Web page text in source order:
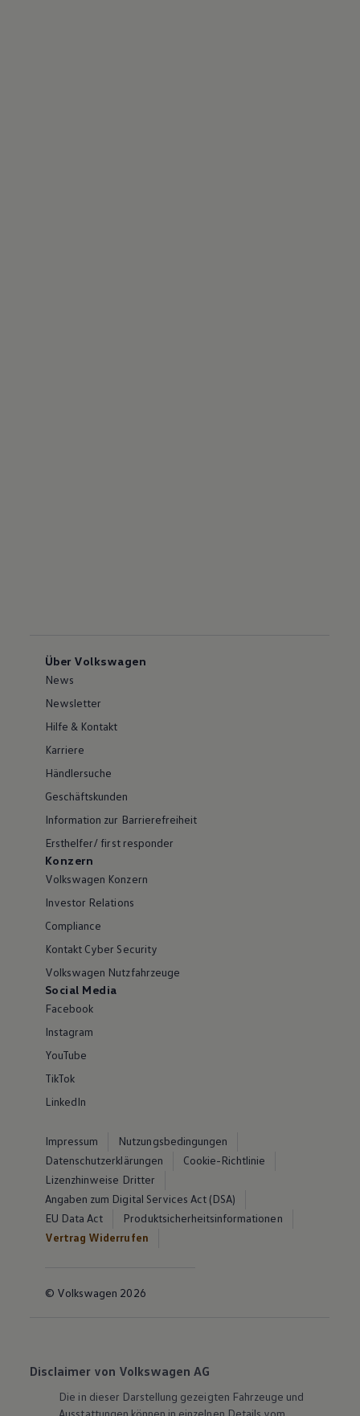
Über Volkswagen
News
Newsletter
Hilfe & Kontakt
Karriere
Händlersuche
Geschäftskunden
Information zur Barrierefreiheit
Ersthelfer/ first responder
Konzern
Volkswagen Konzern
Investor Relations
Compliance
Kontakt Cyber Security
Volkswagen Nutzfahrzeuge
Social Media
Facebook
Instagram
YouTube
TikTok
LinkedIn
Impressum
Nutzungsbedingungen
Datenschutzerklärungen
Cookie-Richtlinie
Lizenzhinweise Dritter
Angaben zum Digital Services Act (DSA)
EU Data Act
Produktsicherheitsinformationen
Vertrag Widerrufen
© Volkswagen 2026
Disclaimer von Volkswagen AG
Die in dieser Darstellung gezeigten Fahrzeuge und